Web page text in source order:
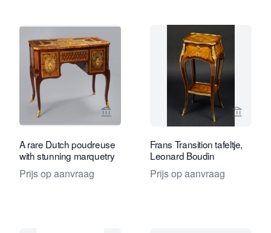
Bekijk verkoperspagina van
A rare Dutch poudreuse
with stunning marquetry
Prijs op aanvraag
Bekijk
Frans Transition tafeltje,
Leonard Boudin
Prijs op aanvraag